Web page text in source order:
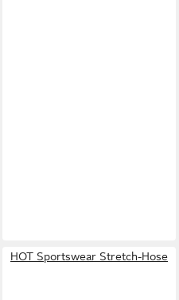
HOT Sportswear Stretch-Hose